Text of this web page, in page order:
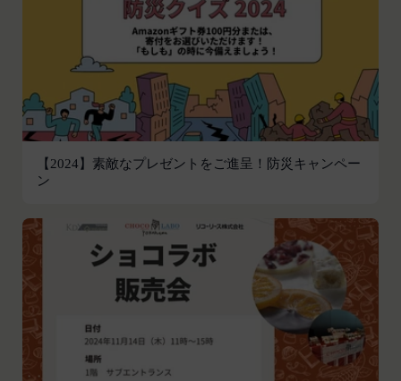
【2024】素敵なプレゼントをご進呈！防災キャンペー
ン
その他の注意事項
当社が提供するサービスは、当社が管理するサービ
ス以外のサービスへのリンクを含む場合があり、こ
れら外部サービスにおける内容や利用者情報の保護
については、当社は一切責任を負いません。
発効日：2021年9月1日
閉じる
当社または第三者を誹謗、中傷する行為
当社もしくは第三者に対して、迷惑、不利益ま
たは損害を与える行為
お客様IDおよびパスワードを不正に使用する行
為
同業者の再販など、営利目的で商品等を購入す
る行為
その他、当社が不適切と判断する行為
会員の登録の抹消、当社が提供する一切のサービス
の利用禁止、停止、本サービス上に公開した提供物
（本規約第10条3項で定義します。）の削除その他
の必要な措置を講じることができるものとします。
当社が前項に定める措置を講じた場合において、当
社は、会員に対し、当該措置を講じた理由を開示す
る義務及び当該措置により会員に生じた損害を賠償